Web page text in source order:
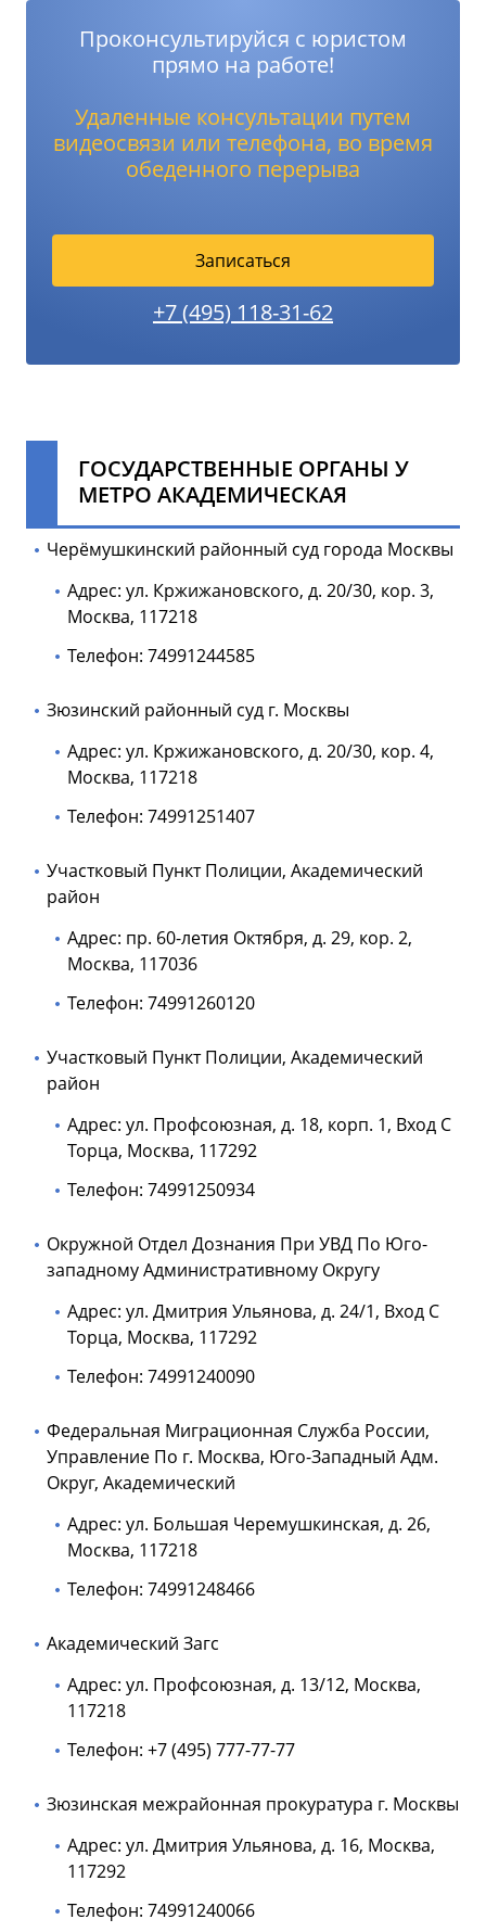
Проконсультируйся с юристом
прямо на работе!
Удаленные консультации путем
видеосвязи или телефона, во время
обеденного перерыва
Записаться
+7 (495) 118-31-62
ГОСУДАРСТВЕННЫЕ ОРГАНЫ У
МЕТРО АКАДЕМИЧЕСКАЯ
Черёмушкинский районный суд города Москвы
Адрес: ул. Кржижановского, д. 20/30, кор. 3,
Москва, 117218
Телефон: 74991244585
Зюзинский районный суд г. Москвы
Адрес: ул. Кржижановского, д. 20/30, кор. 4,
Москва, 117218
Телефон: 74991251407
Участковый Пункт Полиции, Академический
район
Адрес: пр. 60-летия Октября, д. 29, кор. 2,
Москва, 117036
Телефон: 74991260120
Участковый Пункт Полиции, Академический
район
Адрес: ул. Профсоюзная, д. 18, корп. 1, Вход С
Торца, Москва, 117292
Телефон: 74991250934
Окружной Отдел Дознания При УВД По Юго-
западному Административному Округу
Адрес: ул. Дмитрия Ульянова, д. 24/1, Вход С
Торца, Москва, 117292
Телефон: 74991240090
Федеральная Миграционная Служба России,
Управление По г. Москва, Юго-Западный Адм.
Округ, Академический
Адрес: ул. Большая Черемушкинская, д. 26,
Москва, 117218
Телефон: 74991248466
Академический Загс
Адрес: ул. Профсоюзная, д. 13/12, Москва,
117218
Телефон: +7 (495) 777-77-77
Зюзинская межрайонная прокуратура г. Москвы
Адрес: ул. Дмитрия Ульянова, д. 16, Москва,
117292
Телефон: 74991240066